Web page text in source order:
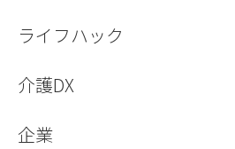
ライフハック
介護DX
企業